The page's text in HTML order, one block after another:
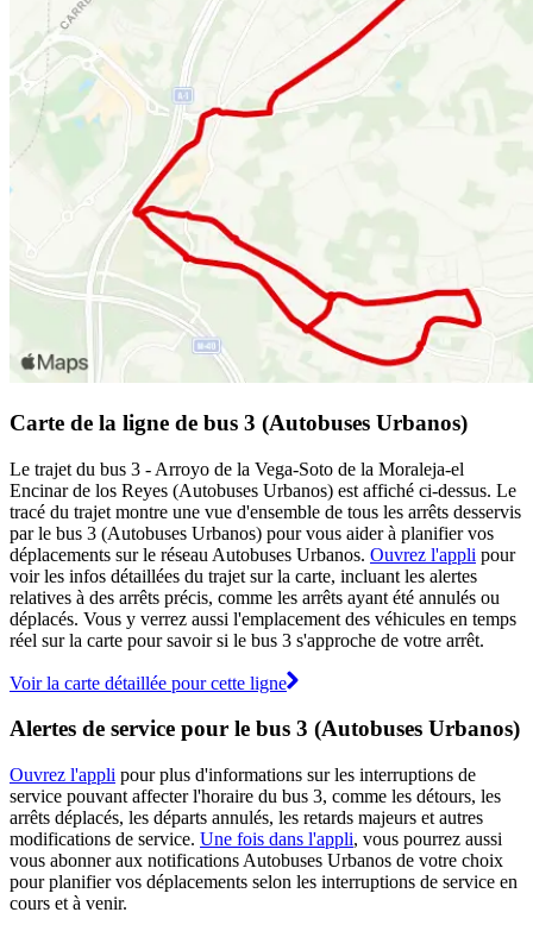
Carte de la ligne de bus 3 (Autobuses Urbanos)
Le trajet du bus 3 - Arroyo de la Vega-Soto de la Moraleja-el
Encinar de los Reyes (Autobuses Urbanos) est affiché ci-dessus. Le
tracé du trajet montre une vue d'ensemble de tous les arrêts desservis
par le bus 3 (Autobuses Urbanos) pour vous aider à planifier vos
déplacements sur le réseau Autobuses Urbanos. Ouvrez l'appli pour
voir les infos détaillées du trajet sur la carte, incluant les alertes
relatives à des arrêts précis, comme les arrêts ayant été annulés ou
déplacés. Vous y verrez aussi l'emplacement des véhicules en temps
réel sur la carte pour savoir si le bus 3 s'approche de votre arrêt.
Voir la carte détaillée pour cette ligne
Alertes de service pour le bus 3 (Autobuses Urbanos)
Ouvrez l'appli pour plus d'informations sur les interruptions de
service pouvant affecter l'horaire du bus 3, comme les détours, les
arrêts déplacés, les départs annulés, les retards majeurs et autres
modifications de service. Une fois dans l'appli, vous pourrez aussi
vous abonner aux notifications Autobuses Urbanos de votre choix
pour planifier vos déplacements selon les interruptions de service en
cours et à venir.